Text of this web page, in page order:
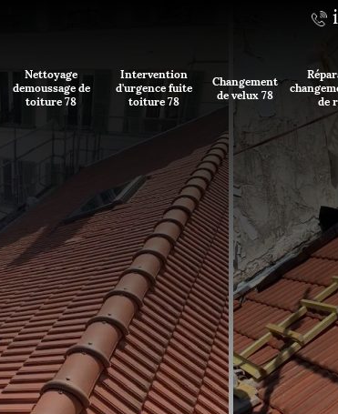
Nettoyage
demoussage de
toiture 78
Intervention
d'urgence fuite
toiture 78
Changement
de velux 78
de